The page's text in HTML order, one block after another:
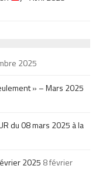
2025
» – Mars 2025
du 08 mars 2025 à la
2025 8 février